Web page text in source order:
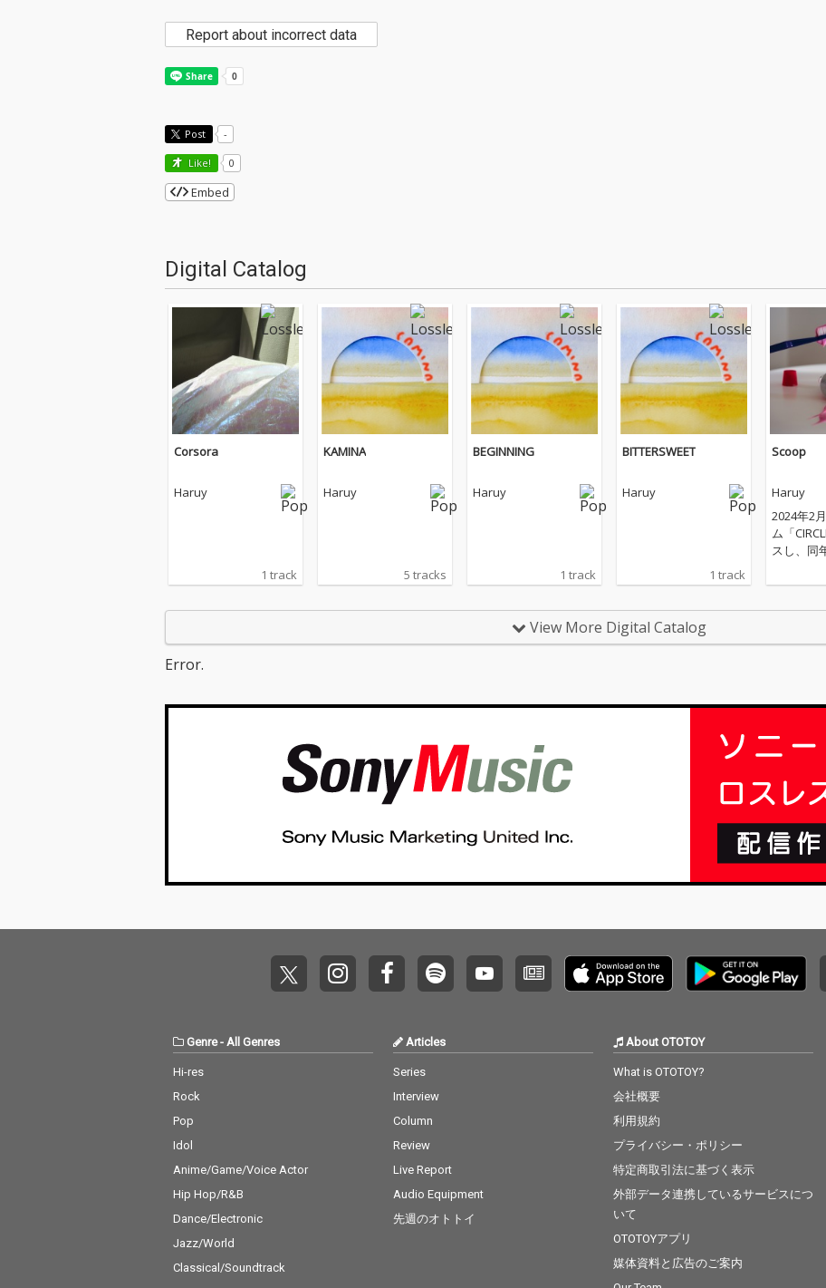
Report about incorrect data
Post -
Like! 0
Embed
Digital Catalog
Corsora
Haruy
1 track
KAMINA
Haruy
5 tracks
BEGINNING
Haruy
1 track
BITTERSWEET
Haruy
1 track
Scoop
Haruy
2024年2
ム「
スし、同
身初のワ
を東名阪
めた待望
月19日に
た「
き、Key.
mos, 賽
a. 市川仁
N.）、Dr.
れるのが
n」と、
感のある
メーカー
しており
Haruyと
魅力が
aruyの
に、
「Swing
ており、
を感じさ
View More Digital Catalog
Error.
Genre- All Genres
Hi-res
Rock
Pop
Idol
Anime/Game/Voice Actor
Hip Hop/R&B
Dance/Electronic
Jazz/World
Classical/Soundtrack
Articles
Series
Interview
Column
Review
Live Report
Audio Equipment
先週のオトトイ
About OTOTOY
What is OTOTOY?
会社概要
利用規約
プライバシー・ポリシー
特定商取引法に基づく表示
外部データ連携しているサービスにつ
いて
OTOTOYアプリ
媒体資料と広告のご案内